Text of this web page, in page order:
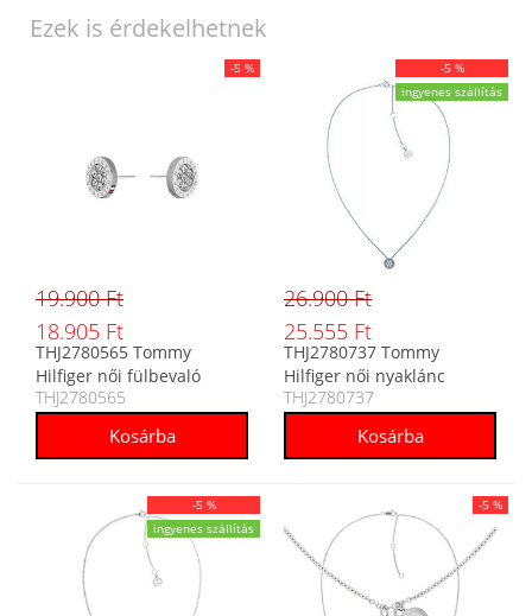
Ezek is érdekelhetnek
-5 %
19.900 Ft
18.905 Ft
THJ2780565 Tommy
Hilfiger női fülbevaló
THJ2780565
-5 %
ingyenes szállítás
26.900 Ft
25.555 Ft
THJ2780737 Tommy
Hilfiger női nyaklánc
THJ2780737
-5 %
ingyenes szállítás
-5 %